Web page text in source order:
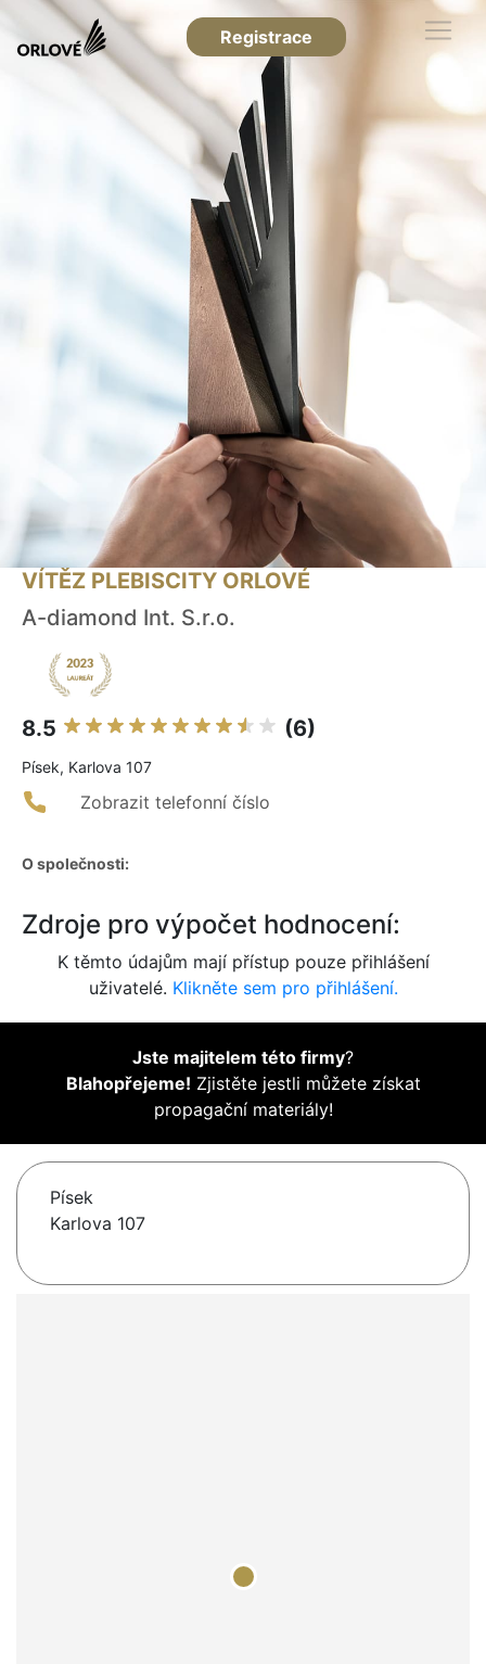
Registrace
VÍTĚZ PLEBISCITY ORLOVÉ
A-diamond Int. S.r.o.
8.5 (6)
Písek, Karlova 107
Zobrazit telefonní číslo
O společnosti:
Zdroje pro výpočet hodnocení:
K těmto údajům mají přístup pouze přihlášení
uživatelé. Klikněte sem pro přihlášení.
Jste majitelem této firmy?
Blahopřejeme! Zjistěte jestli můžete získat
propagační materiály!
Písek
Karlova 107